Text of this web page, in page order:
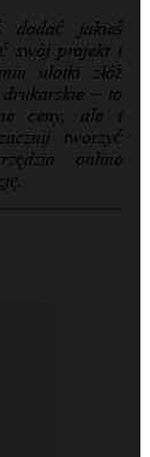
dodać jakieś
swój projekt i
ulotki złóż
– to
ceny, ale i
tworzyć
online